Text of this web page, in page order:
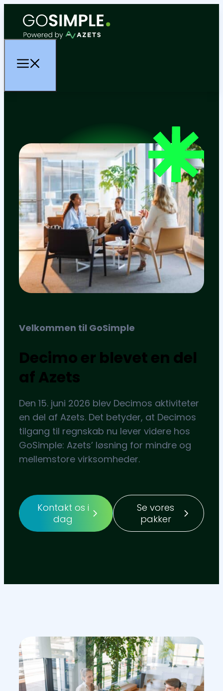
Velkommen til GoSimple
Decimo er blevet en del
af Azets
Den 15. juni 2026 blev Decimos aktiviteter
en del af Azets. Det betyder, at Decimos
tilgang til regnskab nu lever videre hos
GoSimple: Azets’ løsning for mindre og
mellemstore virksomheder.
Kontakt os i
dag
Se vores
pakker